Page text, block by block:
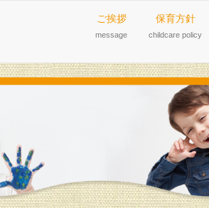
ご挨拶
message
保育方針
childcare policy